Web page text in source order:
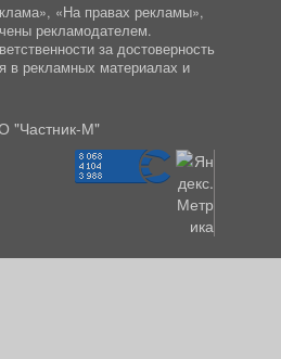
«На правах рекламы»,
рекламодателем.
за достоверность
в рекламных материалах и
"Частник-М"